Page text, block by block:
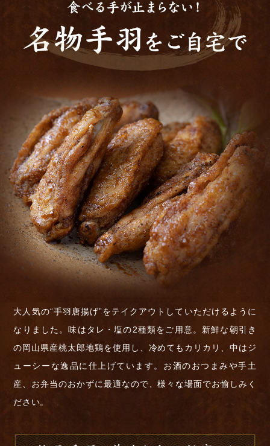
大人気の“手羽唐揚げ”をテイクアウトしていただけるように
なりました。味はタレ・塩の2種類をご用意。新鮮な朝引き
の岡山県産桃太郎地鶏を使用し、冷めてもカリカリ、中はジ
ューシーな逸品に仕上げています。お酒のおつまみや手土
産、お弁当のおかずに最適なので、様々な場面でお愉しみく
ださい。